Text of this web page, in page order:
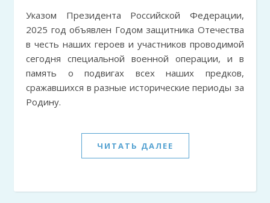
Указом Президента Российской Федерации,
2025 год объявлен Годом защитника Отечества
в честь наших героев и участников проводимой
сегодня специальной военной операции, и в
память о подвигах всех наших предков,
сражавшихся в разные исторические периоды за
Родину.
ЧИТАТЬ ДАЛЕЕ